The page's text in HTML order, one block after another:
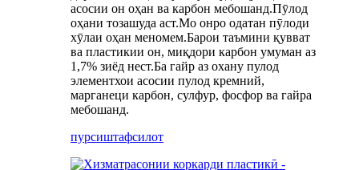
асосии он оҳан ва карбон мебошанд.Пӯлод
оҳани тозашуда аст.Мо онро одатан пӯлоди
хӯлаи оҳан меномем.Барои таъмини қувват
ва пластикии он, миқдори карбон умуман аз
1,7% зиёд нест.Ба гайр аз охану пулод
элементхои асосии пулод кремний,
марганеци карбон, сулфур, фосфор ва гайра
мебошанд.
пурсиштафсилот